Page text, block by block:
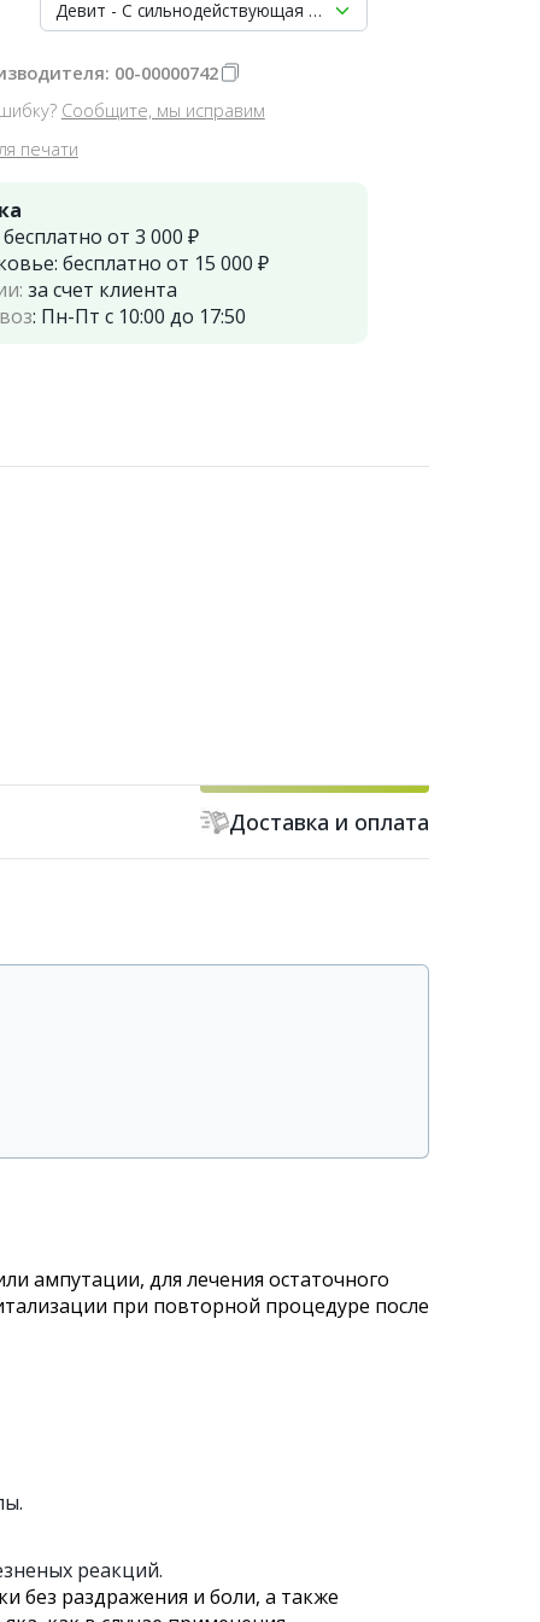
Девит - С сильнодействующая паста (3г), ВладМиВа
00-00000742
Сообщите, мы исправим
печати
бесплатно от 3 000 ₽
бесплатно от 15 000 ₽
за счет клиента
: Пн-Пт с 10:00 до 17:50
Доставка и оплата
ампутации, для лечения остаточного
при повторной процедуре после
реакций.
без раздражения и боли, а также